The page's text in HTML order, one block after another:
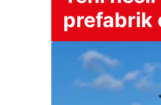
prefabrik